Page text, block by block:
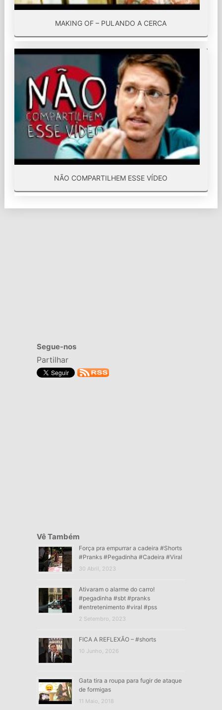
MAKING OF – PULANDO A CERCA
NÃO COMPARTILHEM ESSE VÍDEO
Segue-nos
Partilhar
Vê Também
Força pra empurrar a cadeira #Shorts
#Pranks #Pegadinha #Cadeira #Viral
30 Abril, 2023
Ativaram o alarme do carro!
#pegadinha #sbt #pranks
#entretenimento #viral #pss
2 Setembro, 2023
FICA A REFLEXÃO – #shorts
10 Junho, 2026
Gata tira a roupa para fugir de ataque
de formigas
11 Maio, 2018